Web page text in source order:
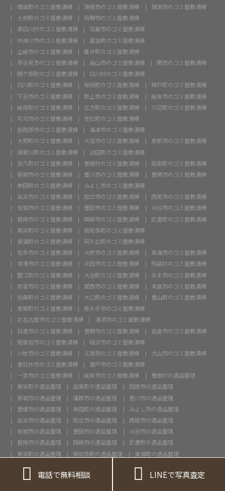
御嵩町のゴミ屋敷清掃
瑞穂市のゴミ屋敷清掃
瑞浪市のゴミ屋敷清掃
七宗町のゴミ屋敷清掃
飛騨市のゴミ屋敷清掃
東白川村のゴミ屋敷清掃
羽島市のゴミ屋敷清掃
中津川市のゴミ屋敷清掃
富加町のゴミ屋敷清掃
土岐市のゴミ屋敷清掃
垂井町のゴミ屋敷清掃
多治見市のゴミ屋敷清掃
高山市のゴミ屋敷清掃
関市のゴミ屋敷清掃
関ケ原町のゴミ屋敷清掃
白川村のゴミ屋敷清掃
白川町のゴミ屋敷清掃
坂祝町のゴミ屋敷清掃
神戸町のゴミ屋敷清掃
下呂市のゴミ屋敷清掃
郡上市のゴミ屋敷清掃
岐阜市のゴミ屋敷清掃
岐南町のゴミ屋敷清掃
北方町のゴミ屋敷清掃
川辺町のゴミ屋敷清掃
可児市のゴミ屋敷清掃
笠松町のゴミ屋敷清掃
各務原市のゴミ屋敷清掃
海津市のゴミ屋敷清掃
大野町のゴミ屋敷清掃
大垣市のゴミ屋敷清掃
恵那市のゴミ屋敷清掃
揖斐川町のゴミ屋敷清掃
池田町のゴミ屋敷清掃
安八町のゴミ屋敷清掃
豊根村のゴミ屋敷清掃
設楽町のゴミ屋敷清掃
新城市のゴミ屋敷清掃
豊川市のゴミ屋敷清掃
豊橋市のゴミ屋敷清掃
幸田町のゴミ屋敷清掃
みよし市のゴミ屋敷清掃
高浜市のゴミ屋敷清掃
知立市のゴミ屋敷清掃
西尾市のゴミ屋敷清掃
安城市のゴミ屋敷清掃
豊田市のゴミ屋敷清掃
刈谷市のゴミ屋敷清掃
碧南市のゴミ屋敷清掃
岡崎市のゴミ屋敷清掃
武豊町のゴミ屋敷清掃
美浜町のゴミ屋敷清掃
南知多町のゴミ屋敷清掃
東浦町のゴミ屋敷清掃
阿久比町のゴミ屋敷清掃
知多市のゴミ屋敷清掃
大府市のゴミ屋敷清掃
東海市のゴミ屋敷清掃
常滑市のゴミ屋敷清掃
半田市のゴミ屋敷清掃
飛島村のゴミ屋敷清掃
蟹江町のゴミ屋敷清掃
大治町のゴミ屋敷清掃
あま市のゴミ屋敷清掃
弥富市のゴミ屋敷清掃
愛西市のゴミ屋敷清掃
津島市のゴミ屋敷清掃
扶桑町のゴミ屋敷清掃
大口町のゴミ屋敷清掃
豊山町のゴミ屋敷清掃
東郷町のゴミ屋敷清掃
長久手市のゴミ屋敷清掃
北名古屋市のゴミ屋敷清掃
清須市のゴミ屋敷清掃
日進市のゴミ屋敷清掃
豊明市のゴミ屋敷清掃
岩倉市のゴミ屋敷清掃
尾張旭市のゴミ屋敷清掃
稲沢市のゴミ屋敷清掃
小牧市のゴミ屋敷清掃
江南市のゴミ屋敷清掃
犬山市のゴミ屋敷清掃
春日井市のゴミ屋敷清掃
瀬戸市のゴミ屋敷清掃
一宮市のゴミ屋敷清掃
岐阜市のゴミ屋敷清掃
豊根村の遺品整理
東栄町の遺品整理
設楽町の遺品整理
田原市の遺品整理
新城市の遺品整理
蒲郡市の遺品整理
豊川市の遺品整理
豊橋市の遺品整理
幸田町の遺品整理
みよし市の遺品整理
高浜市の遺品整理
知立市の遺品整理
西尾市の遺品整理
安城市の遺品整理
豊田市の遺品整理
刈谷市の遺品整理
碧南市の遺品整理
岡崎市の遺品整理
武豊町の遺品整理
美浜町の遺品整理
南知多町の遺品整理
東浦町の遺品整理
東海市の遺品整理
常滑市の遺品整理
半田市の遺品整理
 電話で無料相談  LINEで写真査定